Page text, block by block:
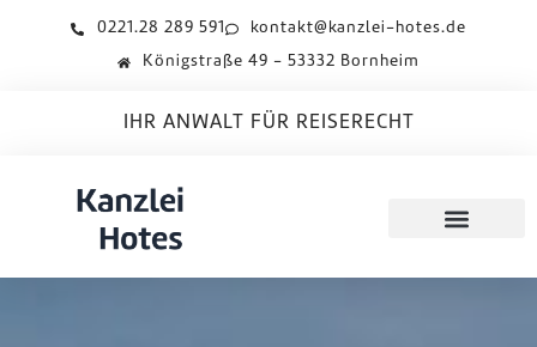
0221.28 289 591 kontakt@kanzlei-hotes.de
Königstraße 49 - 53332 Bornheim
IHR ANWALT FÜR REISERECHT